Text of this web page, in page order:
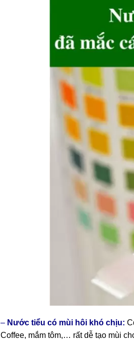
– Nước tiểu có mùi hôi khó chịu:
Coffee, mắm tôm,… rất dễ tạo mùi